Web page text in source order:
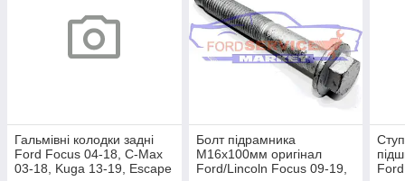
Гальмівні колодки задні
Ford Focus 04-18, C-Max
03-18, Kuga 13-19, Escape
Болт підрамника
М16х100мм оригінал
Ford/Lincoln Focus 09-19,